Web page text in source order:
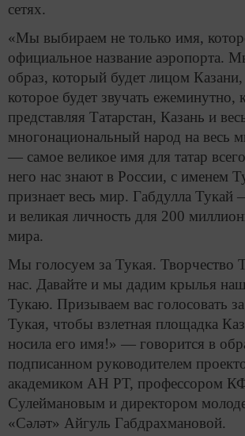
сетях.
«Мы выбираем не только имя,
официальное название аэропорта.
образ, который будет лицом
которое будет звучать ежеминутно,
представляя Татарстан, Казань и
многонациональный народ на весь
— самое великое имя для татар
него нас знают в России, с именем
признает весь мир. Габдулла Тукай
и великая личность для 200
мира.
Мы голосуем за Тукая. Творчество
нас. Давайте и мы дадим крылья
Тукаю. Призываем вас голосовать
Тукая, чтобы взлетная площадка
носила его имя!» — говорится в
подписанном руководителем
академиком АН РТ, профессором
Сулеймановым и директором
«Сәләт» Айгуль Габдрахмановой.